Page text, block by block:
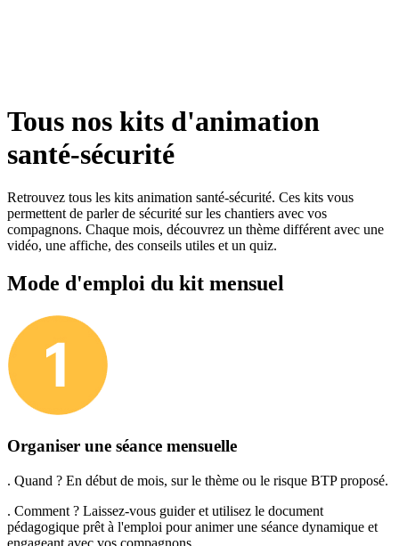
Tous nos kits d'animation
santé-sécurité
Retrouvez tous les kits animation santé-sécurité. Ces kits vous
permettent de parler de sécurité sur les chantiers avec vos
compagnons. Chaque mois, découvrez un thème différent avec une
vidéo, une affiche, des conseils utiles et un quiz.
Mode d'emploi du kit mensuel
Organiser une séance mensuelle
. Quand ? En début de mois, sur le thème ou le risque BTP proposé.
. Comment ? Laissez-vous guider et utilisez le document
pédagogique prêt à l'emploi pour animer une séance dynamique et
engageant avec vos compagnons.